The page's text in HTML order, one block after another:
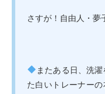
さすが！自由人・夢
またある日、洗
た白いトレーナー